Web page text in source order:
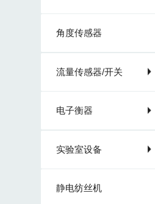
角度传感器
流量传感器/开关
电子衡器
实验室设备
静电纺丝机